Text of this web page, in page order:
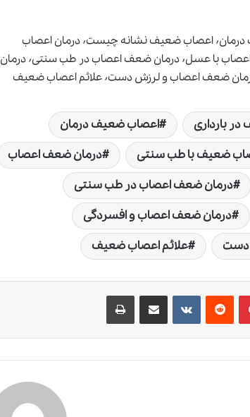
اعصاب ضعیف٬ اعصاب ضعیف در بارداری٬ اعصاب ضعیف درمان٬ اعصاب ضعیف نشانه چیست٬ درمان اعصاب
ضعیف با طب سنتی٬ درمان ضعف اعصاب٬ درمان ضعف اعصاب با عسل٬ درمان ضعف اعصاب در طب سنتی٬ درمان
بارداری
اعصاب ضعیف درمان
ضعیف با طب سنتی
درمان ضعف اعصاب
درمان ضعف اعصاب در طب سنتی
درمان ضعف اعصاب و افسردگی
دست
علائم اعصاب ضعیف
‫رددیت ‫VKontakteاشتراک گذاری از طریق ایمیل چاپ